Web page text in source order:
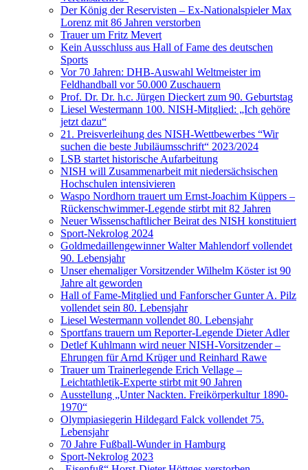
Der König der Reservisten – Ex-Nationalspieler Max
Lorenz mit 86 Jahren verstorben
Trauer um Fritz Mevert
Kein Ausschluss aus Hall of Fame des deutschen
Sports
Vor 70 Jahren: DHB-Auswahl Weltmeister im
Feldhandball vor 50.000 Zuschauern
Prof. Dr. Dr. h.c. Jürgen Dieckert zum 90. Geburtstag
Liesel Westermann 100. NISH-Mitglied: „Ich gehöre
jetzt dazu“
21. Preisverleihung des NISH-Wettbewerbes “Wir
suchen die beste Jubiläumsschrift“ 2023/2024
LSB startet historische Aufarbeitung
NISH will Zusammenarbeit mit niedersächsischen
Hochschulen intensivieren
Waspo Nordhorn trauert um Ernst-Joachim Küppers –
Rückenschwimmer-Legende stirbt mit 82 Jahren
Neuer Wissenschaftlicher Beirat des NISH konstituiert
Sport-Nekrolog 2024
Goldmedaillengewinner Walter Mahlendorf vollendet
90. Lebensjahr
Unser ehemaliger Vorsitzender Wilhelm Köster ist 90
Jahre alt geworden
Hall of Fame-Mitglied und Fanforscher Gunter A. Pilz
vollendet sein 80. Lebensjahr
Liesel Westermann vollendet 80. Lebensjahr
Sportfans trauern um Reporter-Legende Dieter Adler
Detlef Kuhlmann wird neuer NISH-Vorsitzender –
Ehrungen für Arnd Krüger und Reinhard Rawe
Trauer um Trainerlegende Erich Vellage –
Leichtathletik-Experte stirbt mit 90 Jahren
Ausstellung „Unter Nackten. Freikörperkultur 1890-
1970“
Olympiasiegerin Hildegard Falck vollendet 75.
Lebensjahr
70 Jahre Fußball-Wunder in Hamburg
Sport-Nekrolog 2023